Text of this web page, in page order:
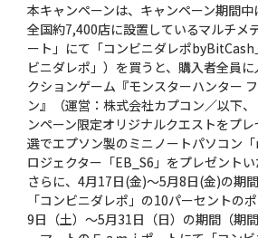
本キャンペーンは、キャンペーン期間
全国約7,400店に設置しているマルチメ
ート」にて「コンビニダレポ
ビニダレポ」）を買うと、購入者全員
クションゲーム『モンスターハンター
ン』（運営：株式会社カプコン／以下
ンペーン限定オリジナルクエストをプ
選でエプソン製のミニノートパソコン
ロジェクター「EB_S6」をプレゼントい
さらに、4月17日(金)〜5月8日(金)の期間
「コンビニダレポ」の10パーセントの
9日（土）〜5月31日（日）の期間（期